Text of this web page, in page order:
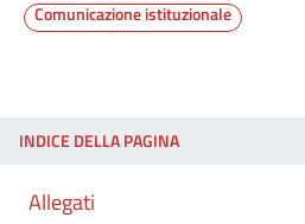
Comunicazione istituzionale
INDICE DELLA PAGINA
Allegati